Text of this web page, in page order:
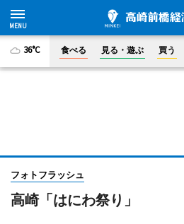
36°C 食べる 見る・遊ぶ 買う
フォトフラッシュ
高崎「はにわ祭り」